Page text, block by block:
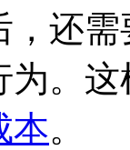
还
为。
本。